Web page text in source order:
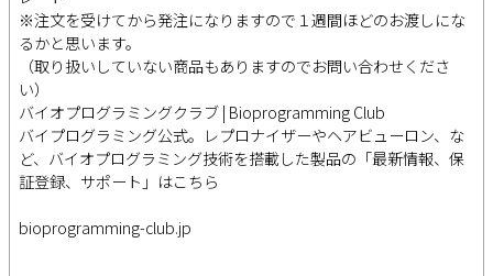
※注文を受けてから発注になりますので１週間ほどのお渡しにな
るかと思います。
（取り扱いしていない商品もありますのでお問い合わせくださ
い）
バイオプログラミングクラブ | Bioprogramming Club
バイプログラミング公式。レプロナイザーやヘアビューロン、な
ど、バイオプログラミング技術を搭載した製品の「最新情報、保
証登録、サポート」はこちら
bioprogramming-club.jp